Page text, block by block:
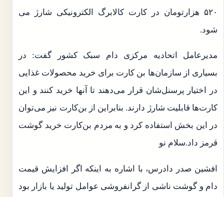
۵۲۰ هزارتومان در کارت کالابرگ الکترونیکی شارژ می
شود.
مدیرعامل اتحادیه مرکزی دام سبک کشور گفت: در
بسیاری از سازمان‌ها بن کارت برای خرید محصولات غذایی
در اختیار پرسنل‌شان قرار می‌دهند تا آنها خرید کنند و این
کارت‌ها قابلیت شارژ دارند. بنابراین از بن‌کارت نیز می‌توان
در این بخش استفاده کرد و به مردم بن‌کارت خرید گوشت
قرمز داد.سلام نو
افشین صدر دادرس، با اشاره به اینکه اگر افزایش قیمت
دام و گوشت ناشی از گرانفروشی عوامل تولید یا بازار بود